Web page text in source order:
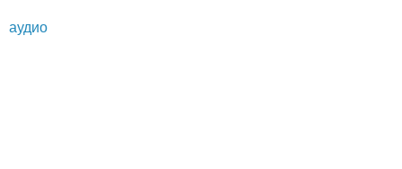
аудио